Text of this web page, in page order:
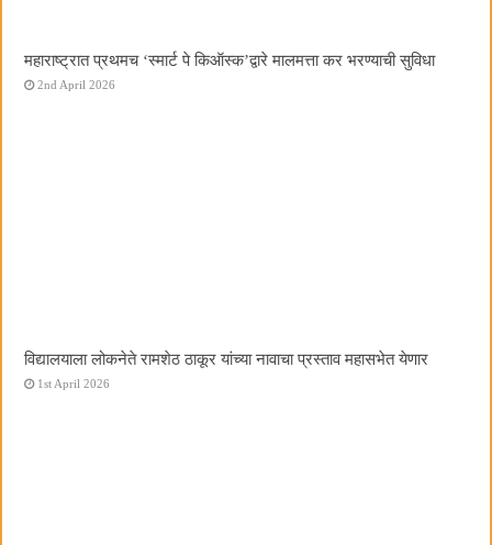
महाराष्ट्रात प्रथमच ‌‘स्मार्ट पे किऑस्क‌’द्वारे मालमत्ता कर भरण्याची सुविधा
2nd April 2026
विद्यालयाला लोकनेते रामशेठ ठाकूर यांच्या नावाचा प्रस्ताव महासभेत येणार
1st April 2026